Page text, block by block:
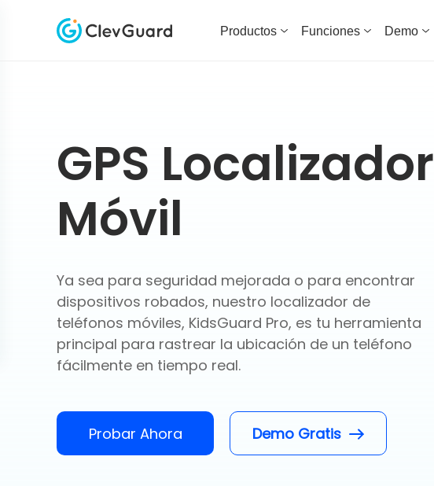
Productos Funciones Demo
GPS Localizador
Móvil
Ya sea para seguridad mejorada o para encontrar
dispositivos robados, nuestro localizador de
teléfonos móviles, KidsGuard Pro, es tu herramienta
principal para rastrear la ubicación de un teléfono
fácilmente en tiempo real.
Probar Ahora Demo Gratis